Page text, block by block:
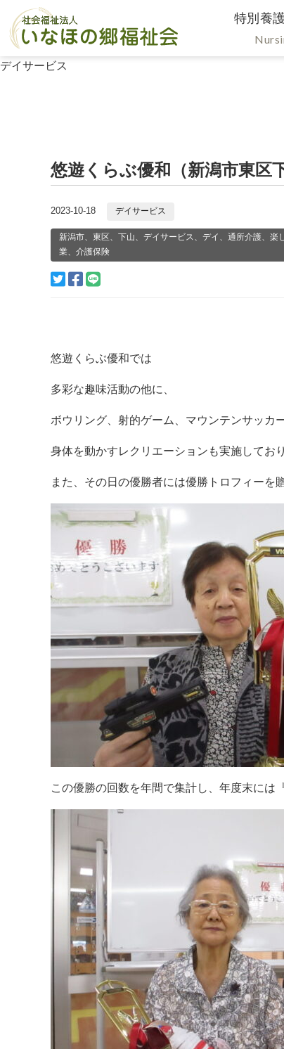
特別養
デイサービス
悠遊くらぶ優和（新潟市東
2023-10-18 デイサービス
新潟市、東区、下山、デイサービス、デイ、通所介護、
業、介護保険
悠遊くらぶ優和では
多彩な趣味活動の他に、
ボウリング、射的ゲーム、マウンテンサッカ
身体を動かすレクリエーションも実施してお
また、その日の優勝者には優勝トロフィーを
この優勝の回数を年間で集計し、年度末に